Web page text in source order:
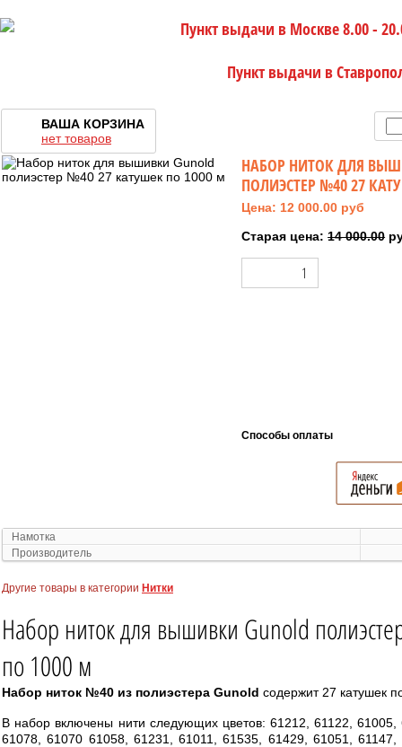
Пункт выдачи в Москве 8.00 -
Пункт выдачи в
ВАША КОРЗИНА
нет товаров
НАБОР НИТОК ДЛЯ
ПОЛИЭСТЕР №40 27
Цена: 12 000.00 руб
Старая цена:14 000.00
Способы оплаты
Намотка
Производитель
Другие товары в категории Нитки
Набор ниток для вышивки Gunold
по 1000 м
Набор ниток №40 из полиэстера Gunold содержит 27 катушек
В набор включены нити следующих цветов: 61212, 61122,
61078, 61070 61058, 61231, 61011, 61535, 61429, 61051,